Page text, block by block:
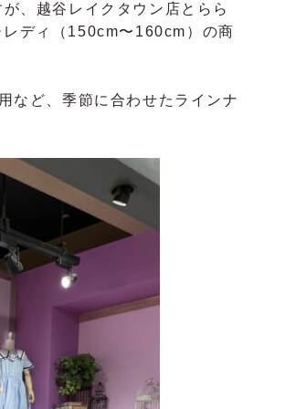
、越谷レイクタウン店とらら
ディ（150cm〜160cm）の商
など、季節に合わせたラインナ